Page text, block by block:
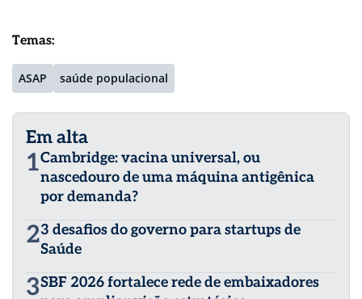
Temas:
ASAP saúde populacional
Em alta
1Cambridge: vacina universal, ou
nascedouro de uma máquina antigênica
por demanda?
23 desafios do governo para startups de
Saúde
3SBF 2026 fortalece rede de embaixadores